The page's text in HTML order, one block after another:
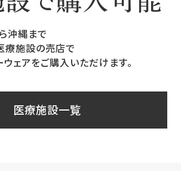
沖縄まで
療施設の売店で
ェアをご購入いただけます。
医療施設一覧